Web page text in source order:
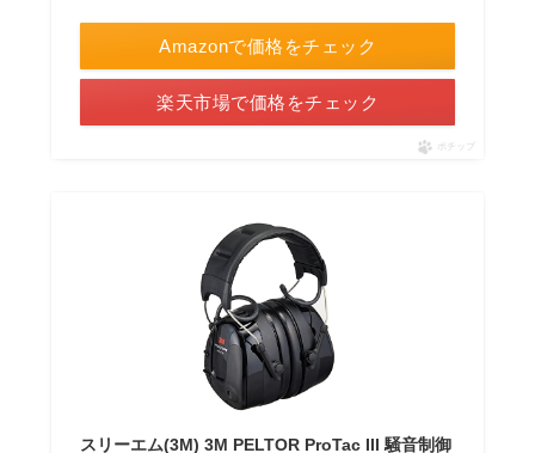
Amazonで価格をチェック
楽天市場で価格をチェック
ポチップ
スリーエム(3M) 3M PELTOR ProTac III 騒音制御